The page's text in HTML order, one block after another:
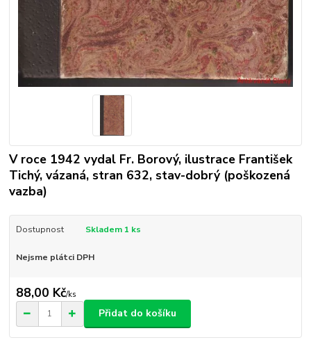
V roce 1942 vydal Fr. Borový, ilustrace František
Tichý, vázaná, stran 632, stav-dobrý (poškozená
vazba)
Dostupnost Skladem 1 ks
Nejsme plátci DPH
88,00 Kč/ks
Přidat do košíku